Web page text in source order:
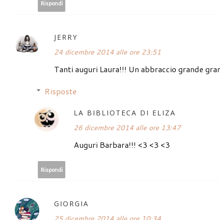
Rispondi
JERRY
24 dicembre 2014 alle ore 23:51
Tanti auguri Laura!!! Un abbraccio grande
Risposte
LA BIBLIOTECA DI ELIZA
26 dicembre 2014 alle ore 13:47
Auguri Barbara!!! <3 <3 <3
Rispondi
GIORGIA